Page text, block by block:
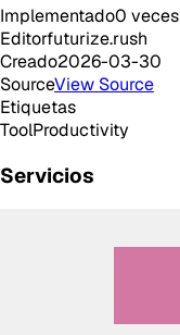
Implementado0 veces
Editorfuturize.rush
Creado2026-03-30
SourceView Source
Etiquetas
ToolProductivity
Servicios